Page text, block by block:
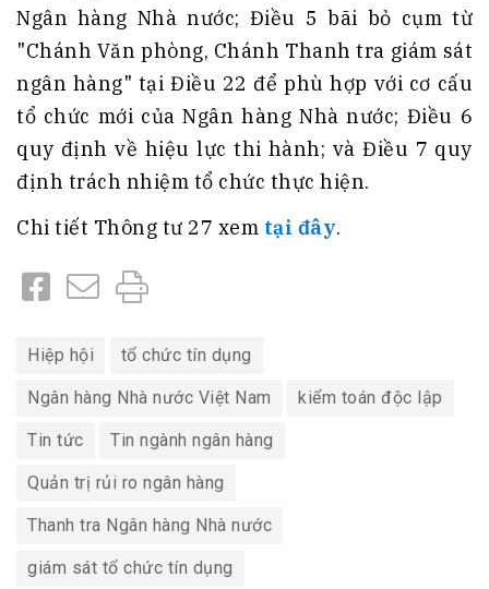
Ngân hàng Nhà nước; Điều 5 bãi bỏ cụm từ
"Chánh Văn phòng, Chánh Thanh tra giám sát
ngân hàng" tại Điều 22 để phù hợp với cơ cấu
tổ chức mới của Ngân hàng Nhà nước; Điều 6
quy định về hiệu lực thi hành; và Điều 7 quy
định trách nhiệm tổ chức thực hiện.
Chi tiết Thông tư 27 xem tại đây.
Hiệp hội tổ chức tín dụng
Ngân hàng Nhà nước Việt Nam kiểm toán độc lập
Tin tức Tin ngành ngân hàng
Quản trị rủi ro ngân hàng
Thanh tra Ngân hàng Nhà nước
giám sát tổ chức tín dụng